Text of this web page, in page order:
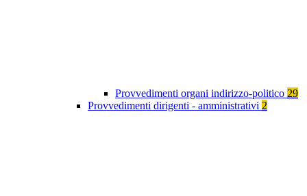
Provvedimenti organi indirizzo-politico 29
Provvedimenti dirigenti - amministrativi 2